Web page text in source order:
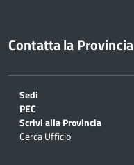
Contatta la Provincia
Sedi
PEC
Scrivi alla Provincia
Cerca Ufficio